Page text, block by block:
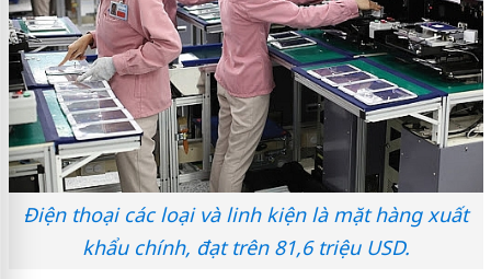
Điện thoại các loại và linh kiện là mặt hàng xuất
khẩu chính, đạt trên 81,6 triệu USD.